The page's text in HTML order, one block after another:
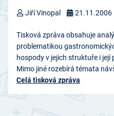
Tisková zpráva obsahuje
problematikou
hospody v jejich struktuře i
Mimo jiné rozebírá témata
Celá tisková zpráva
Jiří Vinopal 21.11.2006